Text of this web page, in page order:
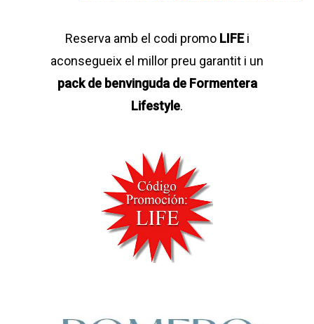
Reserva amb el codi promo LIFEi
aconsegueix el millor preu garantit i un
pack de benvinguda de Formentera
Lifestyle.